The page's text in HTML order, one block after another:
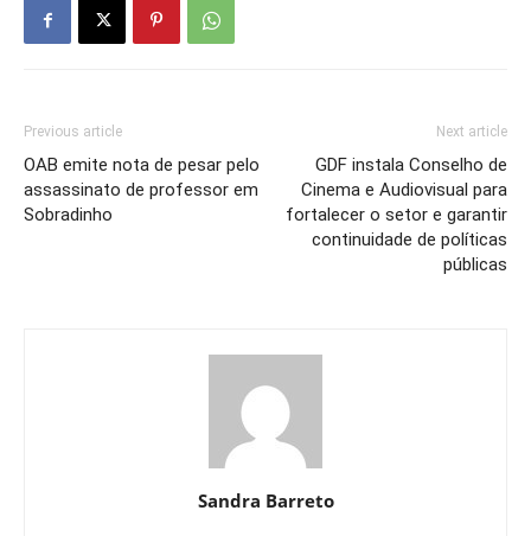
Previous article
OAB emite nota de pesar pelo
assassinato de professor em
Sobradinho
Next article
GDF instala Conselho de
Cinema e Audiovisual para
fortalecer o setor e garantir
continuidade de políticas
públicas
Sandra Barreto